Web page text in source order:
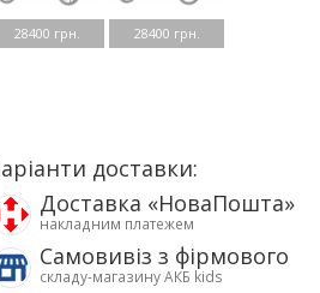
28400 грн. 28400 грн.
доставки:
Доставка «НоваПошта»
накладним платежем
Самовивіз з фірмового
складу-магазину АКБ kids